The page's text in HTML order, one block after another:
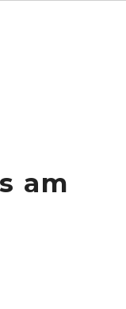
am